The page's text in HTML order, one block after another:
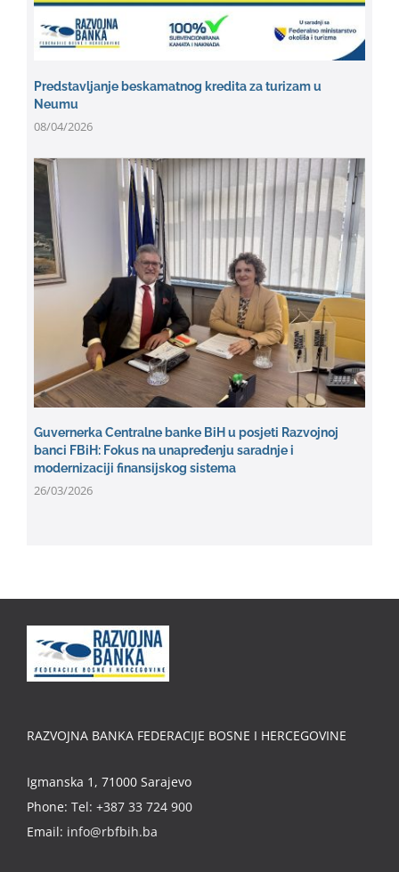
Predstavljanje beskamatnog kredita za turizam u
Neumu
08/04/2026
Guvernerka Centralne banke BiH u posjeti Razvojnoj
banci FBiH: Fokus na unapređenju saradnje i
modernizaciji finansijskog sistema
26/03/2026
RAZVOJNA BANKA FEDERACIJE BOSNE I HERCEGOVINE
Igmanska 1, 71000 Sarajevo
Phone: Tel: +387 33 724 900
Email: info@rbfbih.ba